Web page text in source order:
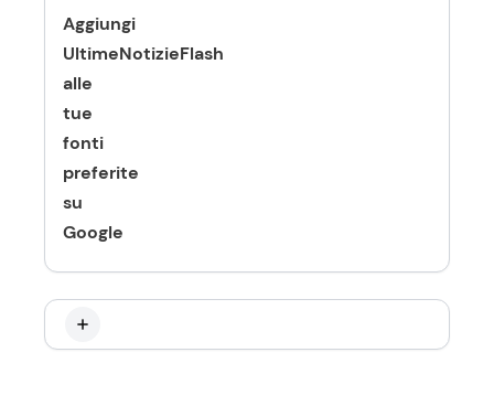
Aggiungi
UltimeNotizieFlash
alle
tue
fonti
preferite
su
Google